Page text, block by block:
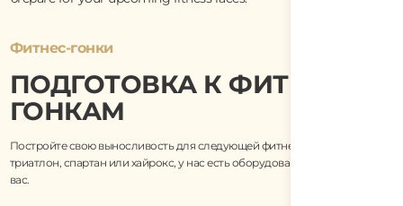
Фитнес-гонки
ПОДГОТОВКА К ФИТНЕС-
ГОНКАМ
Постройте свою выносливость для следующей фитнес-гонки, будь то
триатлон, спартан или хайрокс, у нас есть оборудование и тренеры для
вас.